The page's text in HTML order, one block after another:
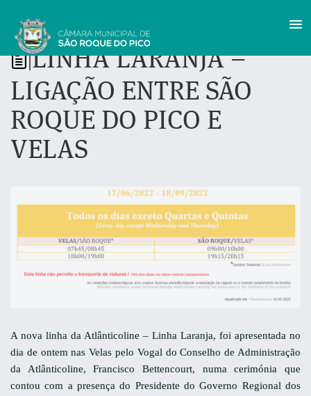
LINHA LARANJA –
LIGAÇÃO ENTRE SÃO
ROQUE DO PICO E
VELAS
A nova linha da Atlânticoline – Linha Laranja, foi apresentada no
dia de ontem nas Velas pelo Vogal do Conselho de Administração
da Atlânticoline, Francisco Bettencourt, numa cerimónia que
contou com a presença do Presidente do Governo Regional dos